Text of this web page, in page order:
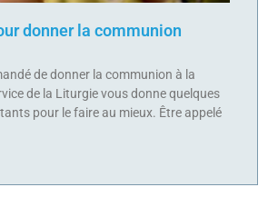
donner la communion
de donner la communion à la
de la Liturgie vous donne quelques
pour le faire au mieux. Être appelé